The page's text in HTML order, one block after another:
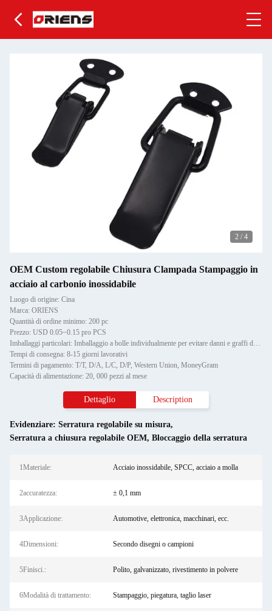
2 / 4
OEM Custom regolabile Chiusura Clampada Stampaggio in
acciaio al carbonio inossidabile
Luogo di origine: Cina
Marca: ORIENS
Quantità di ordine minimo: 200 pc
Prezzo: USD 0.05~0.15 pro PCS
Imballaggi particolari: Imballaggio a bolle individualmente per evitare danni e graffi durante il trasporto, poi in cartone
Tempi di consegna: 8-15 giorni lavorativi
Termini di pagamento: T/T, D/A, L/C, D/P, Western Union, MoneyGram
Capacità di alimentazione: 20, 000 pezzi al mese
Dettaglio Description
Evidenziare: Serratura regolabile su misura,
Serratura a chiusura regolabile OEM, Bloccaggio della serratura
1Materiale: Acciaio inossidabile, SPCC, acciaio a molla
2accuratezza: ± 0,1 mm
3Applicazione: Automotive, elettronica, macchinari, ecc.
4Dimensioni: Secondo disegni o campioni
5Finisci.: Polito, galvanizzato, rivestimento in polvere
6Modalità di trattamento: Stampaggio, piegatura, taglio laser